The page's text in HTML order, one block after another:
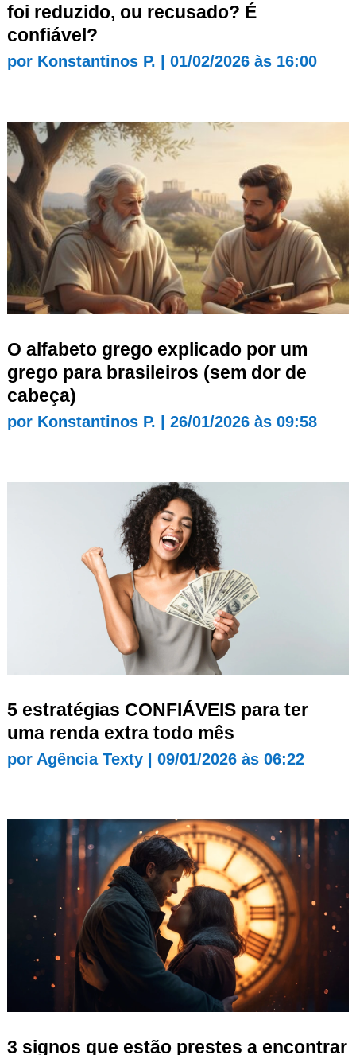
foi reduzido, ou recusado? É
confiável?
por Konstantinos P. 01/02/2026 às 16:00
O alfabeto grego explicado por um
grego para brasileiros (sem dor de
cabeça)
por Konstantinos P. 26/01/2026 às 09:58
5 estratégias CONFIÁVEIS para ter
uma renda extra todo mês
por Agência Texty| 09/01/2026 às 06:22
3 signos que estão prestes a encontrar